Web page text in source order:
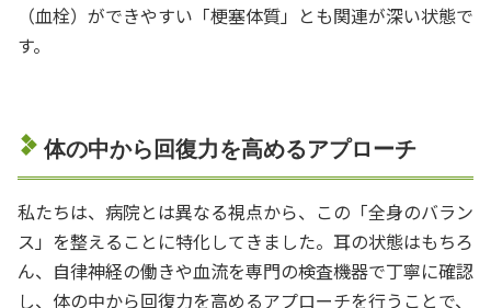
（血栓）ができやすい「梗塞体質」とも関連が深い状態で
す。
体の中から回復力を高めるアプローチ
私たちは、病院とは異なる視点から、この「全身のバラン
ス」を整えることに特化してきました。耳の状態はもちろ
ん、自律神経の働きや血流を専門の検査機器で丁寧に確認
し、体の中から回復力を高めるアプローチを行うことで、